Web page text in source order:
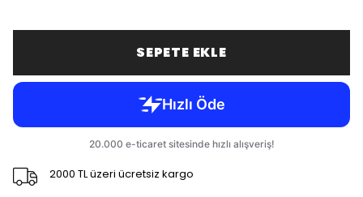
SEPETE EKLE
2000 TL üzeri ücretsiz kargo